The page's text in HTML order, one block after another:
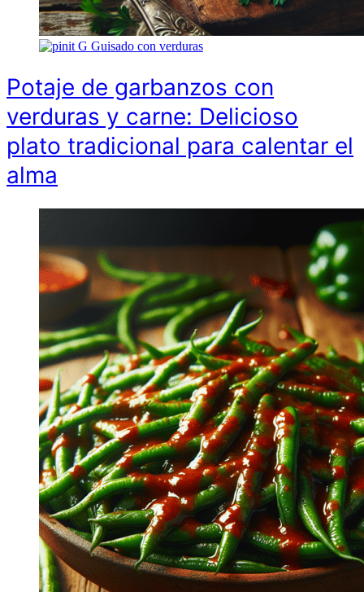
G Guisado con verduras
Potaje de garbanzos con
verduras y carne: Delicioso
plato tradicional para calentar el
alma